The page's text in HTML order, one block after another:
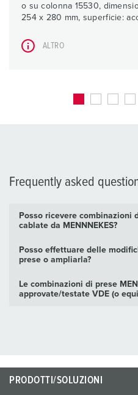
o su colonna 15530,
254 x 280 mm, superficie:
ALTRO
Frequently asked
Posso ricevere combinazioni
cablate da MENNNEKES?
Posso effettuare delle
prese o ampliarla?
Le combinazioni di prese
approvate/testate VDE (o
PRODOTTI/SOLUZIONI